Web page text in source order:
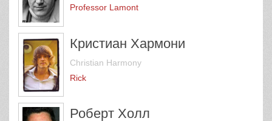
Professor Lamont
Кристиан Хармони
Christian Harmony
Rick
Роберт Холл